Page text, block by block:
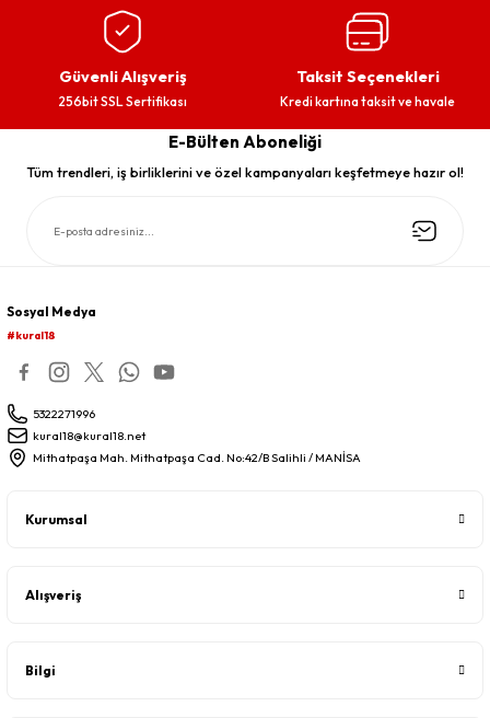
Güvenli Alışveriş
256bit SSL Sertifikası
Taksit Seçenekleri
Kredi kartına taksit ve havale
E-Bülten Aboneliği
Tüm trendleri, iş birliklerini ve özel kampanyaları keşfetmeye hazır ol!
Sosyal Medya
#kural18
5322271996
kural18@kural18.net
Mithatpaşa Mah. Mithatpaşa Cad. No:42/B Salihli / MANİSA
Kurumsal
Alışveriş
Bilgi